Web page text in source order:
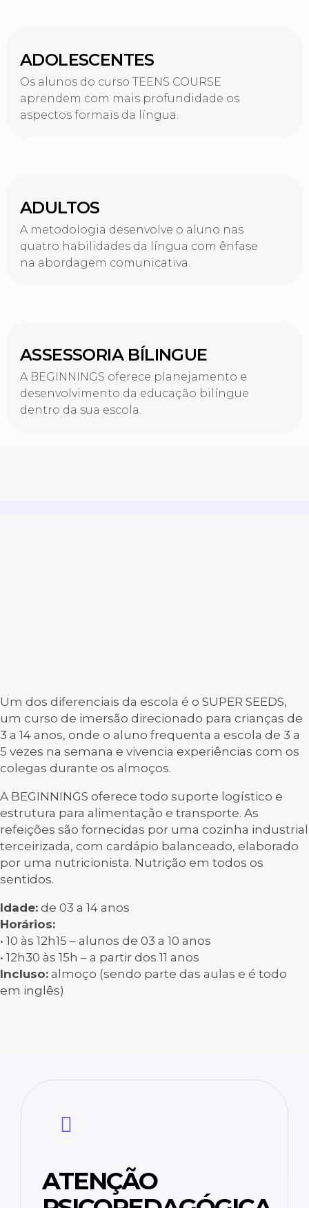
ADOLESCENTES
Os alunos do curso TEENS COURSE
aprendem com mais profundidade os
aspectos formais da língua.
ADULTOS
A metodologia desenvolve o aluno nas
quatro habilidades da língua com ênfase
na abordagem comunicativa.
ASSESSORIA BÍLINGUE
A BEGINNINGS oferece planejamento e
desenvolvimento da educação bilíngue
dentro da sua escola.
Um dos diferenciais da escola é o SUPER SEEDS,
um curso de imersão direcionado para crianças de
3 a 14 anos, onde o aluno frequenta a escola de 3 a
5 vezes na semana e vivencia experiências com os
colegas durante os almoços.
A BEGINNINGS oferece todo suporte logístico e
estrutura para alimentação e transporte. As
refeições são fornecidas por uma cozinha industrial
terceirizada, com cardápio balanceado, elaborado
por uma nutricionista. Nutrição em todos os
sentidos.
Idade: de 03 a 14 anos
Horários:
• 10 às 12h15 – alunos de 03 a 10 anos
• 12h30 às 15h – a partir dos 11 anos
Incluso: almoço (sendo parte das aulas e é todo
em inglês)
ATENÇÃO